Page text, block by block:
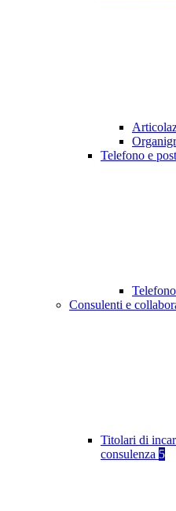
Telefono e
Consulenti e
Titolari di
consulenza 5